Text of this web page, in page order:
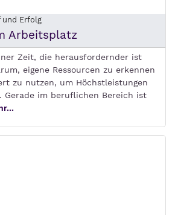
und Erfolg
Arbeitsplatz
Zeit, die herausfordernder ist
eigene Ressourcen zu erkennen
zu nutzen, um Höchstleistungen
Gerade im beruflichen Bereich ist